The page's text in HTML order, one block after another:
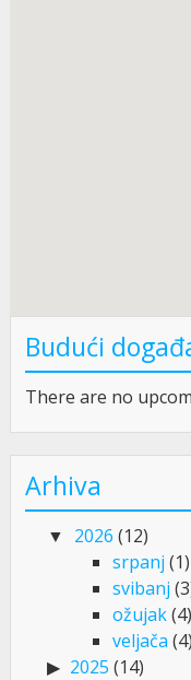
Budući
There are no
Arhiva
2026 (12)
srpanj (1)
svibanj
ožujak(4)
veljača (4)
2025 (14)